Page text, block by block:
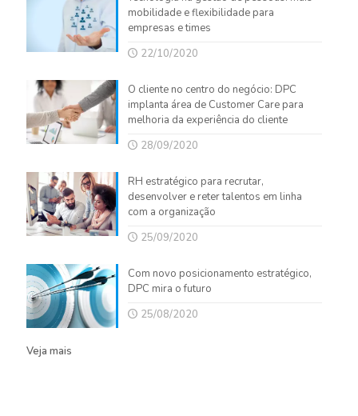
mobilidade e flexibilidade para
empresas e times
22/10/2020
O cliente no centro do negócio: DPC
implanta área de Customer Care para
melhoria da experiência do cliente
28/09/2020
RH estratégico para recrutar,
desenvolver e reter talentos em linha
com a organização
25/09/2020
Com novo posicionamento estratégico,
DPC mira o futuro
25/08/2020
Veja mais